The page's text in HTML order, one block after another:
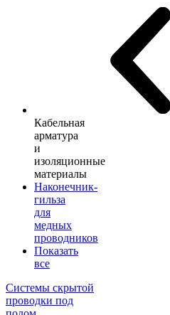
Кабельная
арматура
и
изоляционные
материалы
Наконечник-
гильза
для
медных
проводников
Показать
все
Системы скрытой
проводки под